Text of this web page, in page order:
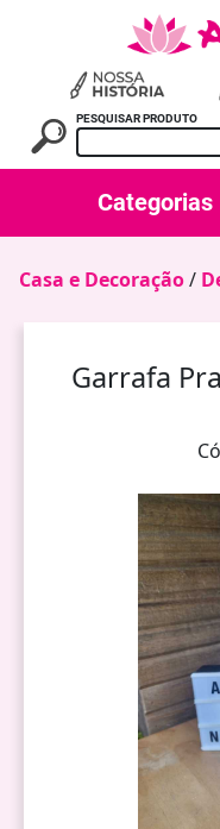
PESQUISAR PRODUTO
Categorias
Casa e Decoração/
Garrafa